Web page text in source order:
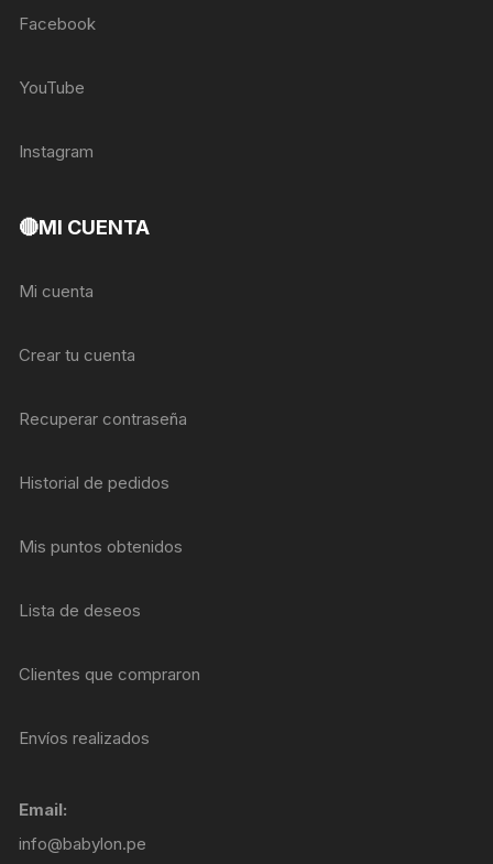
Facebook
YouTube
Instagram
🔴MI CUENTA
Mi cuenta
Crear tu cuenta
Recuperar contraseña
Historial de pedidos
Mis puntos obtenidos
Lista de deseos
Clientes que compraron
Envíos realizados
Email:
info@babylon.pe